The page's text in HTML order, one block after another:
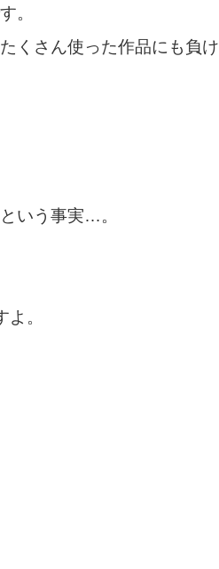
。
くさん使った作品にも負け
いう事実…。
。